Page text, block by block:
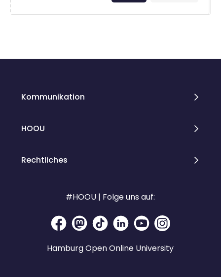
Kommunikation
HOOU
Rechtliches
#HOOU | Folge uns auf:
Hamburg Open Online University